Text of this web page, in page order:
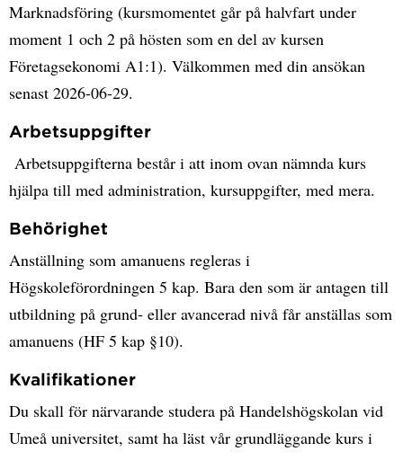
Marknadsföring (kursmomentet går på halvfart under
moment 1 och 2 på hösten som en del av kursen
Företagsekonomi A1:1). Välkommen med din ansökan
senast 2026-06-29.
Arbetsuppgifter
Arbetsuppgifterna består i att inom ovan nämnda kurs
hjälpa till med administration, kursuppgifter, med mera.
Behörighet
Anställning som amanuens regleras i
Högskoleförordningen 5 kap. Bara den som är antagen till
utbildning på grund- eller avancerad nivå får anställas som
amanuens (HF 5 kap §10).
Kvalifikationer
Du skall för närvarande studera på Handelshögskolan vid
Umeå universitet, samt ha läst vår grundläggande kurs i